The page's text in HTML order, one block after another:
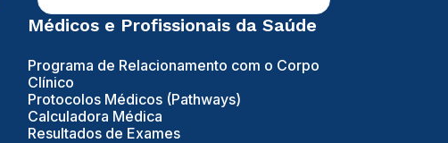
Médicos e Profissionais da Saúde
Programa de Relacionamento com o Corpo
Clínico
Protocolos Médicos (Pathways)
Calculadora Médica
Resultados de Exames